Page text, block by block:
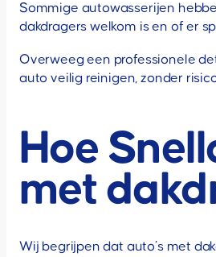
Sommige autowasserijen
dakdragers welkom is en of er
Overweeg een professionele
auto veilig reinigen, zonder
Hoe
met
Wij begrijpen dat auto’s met